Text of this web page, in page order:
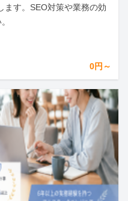
ます。SEO対策や業務の効
0円～